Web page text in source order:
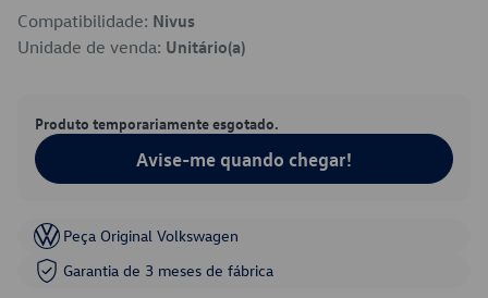
Compatibilidade: Nivus
Unidade de venda: Unitário(a)
Produto temporariamente esgotado.
Avise-me quando chegar!
Peça Original Volkswagen
Garantia de 3 meses de fábrica